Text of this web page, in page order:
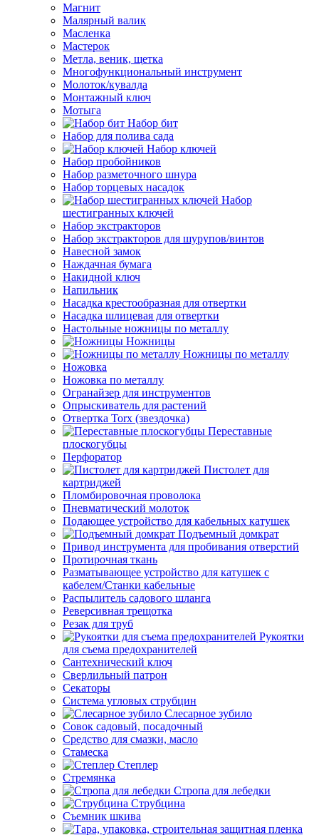
Магнит
Малярный валик
Масленка
Мастерок
Метла, веник, щетка
Многофункциональный инструмент
Молоток/кувалда
Монтажный ключ
Мотыга
Набор бит
Набор для полива сада
Набор ключей
Набор пробойников
Набор разметочного шнура
Набор торцевых насадок
Набор
шестигранных ключей
Набор экстракторов
Набор экстракторов для шурупов/винтов
Навесной замок
Наждачная бумага
Накидной ключ
Напильник
Насадка крестообразная для отвертки
Насадка шлицевая для отвертки
Настольные ножницы по металлу
Ножницы
Ножницы по металлу
Ножовка
Ножовка по металлу
Огранайзер для инструментов
Опрыскиватель для растений
Отвертка Torx (звездочка)
Переставные
плоскогубцы
Перфоратор
Пистолет для
картриджей
Пломбировочная проволока
Пневматический молоток
Подающее устройство для кабельных катушек
Подъемный домкрат
Привод инструмента для пробивания отверстий
Протирочная ткань
Разматывающее устройство для катушек с
кабелем/Станки кабельные
Распылитель садового шланга
Реверсивная трещотка
Резак для труб
Рукоятки
для съема предохранителей
Сантехнический ключ
Сверлильный патрон
Секаторы
Система угловых струбцин
Слесарное зубило
Совок садовый, посадочный
Средство для смазки, масло
Стамеска
Степлер
Стремянка
Стропа для лебедки
Струбцина
Съемник шкива